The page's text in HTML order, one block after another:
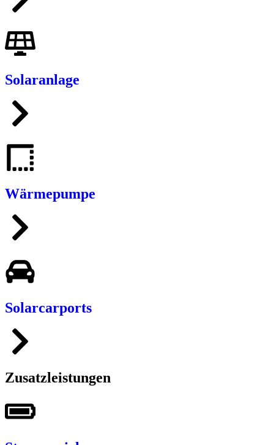
Solaranlage
Wärmepumpe
Solarcarports
Zusatzleistungen